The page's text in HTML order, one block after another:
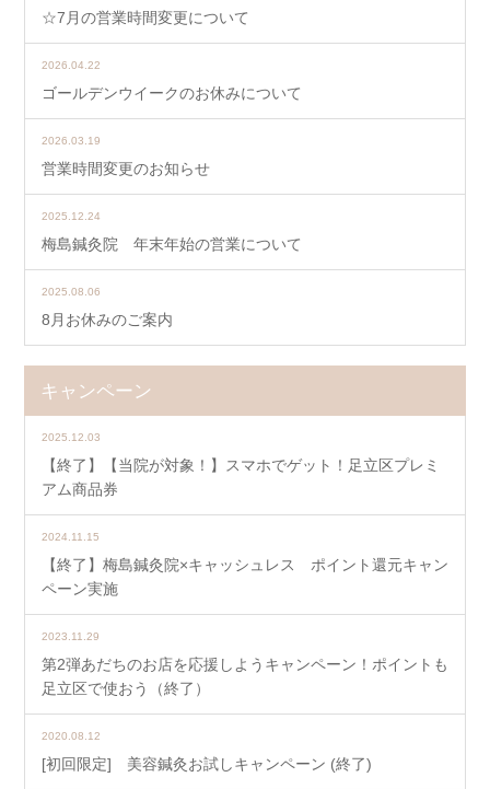
☆7月の営業時間変更について
2026.04.22
ゴールデンウイークのお休みについて
2026.03.19
営業時間変更のお知らせ
2025.12.24
梅島鍼灸院 年末年始の営業について
2025.08.06
8月お休みのご案内
キャンペーン
2025.12.03
【終了】【当院が対象！】スマホでゲット！足立区プレミ
アム商品券
2024.11.15
【終了】梅島鍼灸院×キャッシュレス ポイント還元キャン
ペーン実施
2023.11.29
第2弾あだちのお店を応援しようキャンペーン！ポイントも
足立区で使おう（終了）
2020.08.12
[初回限定] 美容鍼灸お試しキャンペーン (終了)